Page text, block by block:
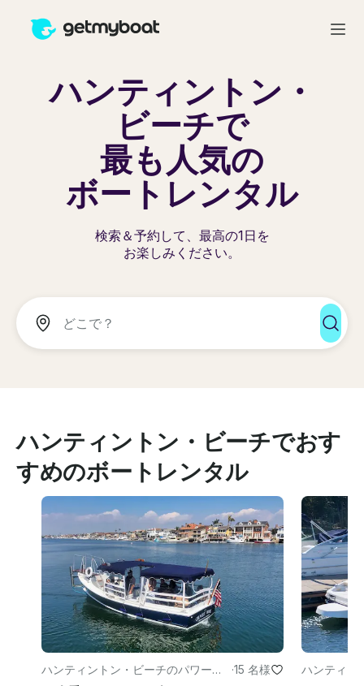
ハンティントン・
ビーチで
最も人気の
ボートレンタル
検索＆予約して、最高の1日を
お楽しみください。
ハンティントン・ビーチでおす
すめのボートレンタル
ハンティントン・ビーチのパワーボ
·15 名様
ハンティン